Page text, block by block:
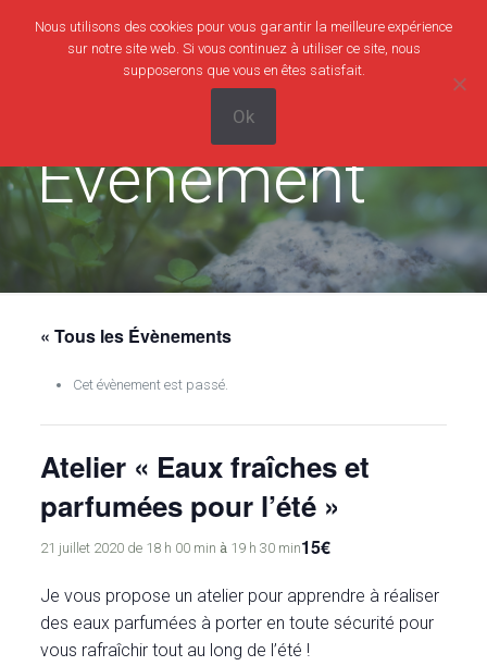
0
0,00€
Evènement
« Tous les Évènements
Cet évènement est passé.
Atelier « Eaux fraîches et
parfumées pour l’été »
21 juillet 2020 de 18 h 00 min à 19 h 30 min15€
Je vous propose un atelier pour apprendre à réaliser
des eaux parfumées à porter en toute sécurité pour
vous rafraîchir tout au long de l’été !
Nous utilisons des cookies pour vous garantir la meilleure expérience
sur notre site web. Si vous continuez à utiliser ce site, nous
supposerons que vous en êtes satisfait.
Ok